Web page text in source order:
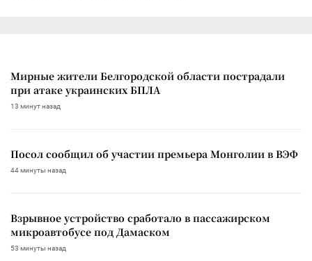
Мирные жители Белгородской области пострадали
при атаке украинских БПЛА
13 минут назад
Посол сообщил об участии премьера Монголии в ВЭФ
44 минуты назад
Взрывное устройство сработало в пассажирском
микроавтобусе под Дамаском
53 минуты назад